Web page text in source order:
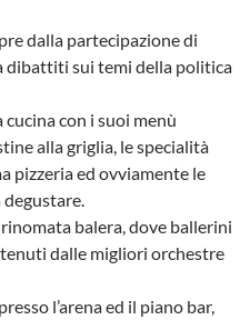
dalla partecipazione di
dibattiti sui temi della politica
con i suoi menù
alla griglia, le specialità
pizzeria ed ovviamente le
balera, dove ballerini
dalle migliori orchestre
l’arena ed il piano bar,